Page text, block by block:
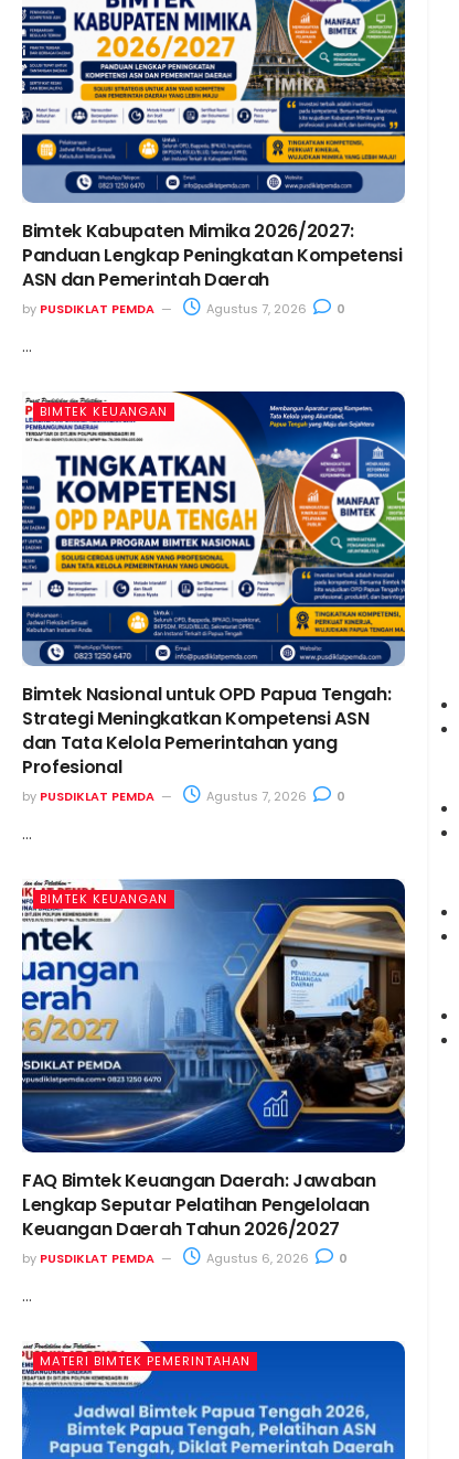
Bimtek Kabupaten Mimika 2026/2027:
Panduan Lengkap Peningkatan Kompetensi
ASN dan Pemerintah Daerah
by PUSDIKLAT PEMDA Agustus 7, 2026 0
...
BIMTEK KEUANGAN
Bimtek Nasional untuk OPD Papua Tengah:
Strategi Meningkatkan Kompetensi ASN
dan Tata Kelola Pemerintahan yang
Profesional
by PUSDIKLAT PEMDA Agustus 7, 2026 0
...
BIMTEK KEUANGAN
FAQ Bimtek Keuangan Daerah: Jawaban
Lengkap Seputar Pelatihan Pengelolaan
Keuangan Daerah Tahun 2026/2027
by PUSDIKLAT PEMDA Agustus 6, 2026 0
...
MATERI BIMTEK PEMERINTAHAN